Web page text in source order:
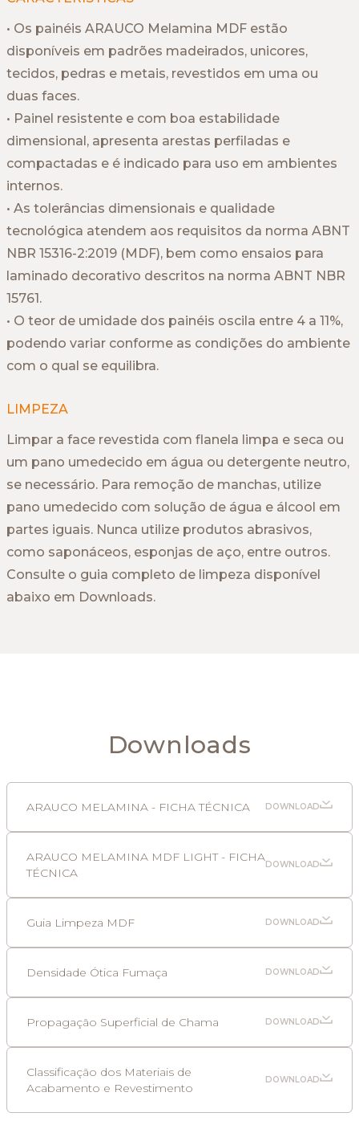
• Os painéis ARAUCO Melamina MDF estão
disponíveis em padrões madeirados, unicores,
tecidos, pedras e metais, revestidos em uma ou
duas faces.
• Painel resistente e com boa estabilidade
dimensional, apresenta arestas perfiladas e
compactadas e é indicado para uso em ambientes
internos.
• As tolerâncias dimensionais e qualidade
tecnológica atendem aos requisitos da norma ABNT
NBR 15316-2:2019 (MDF), bem como ensaios para
laminado decorativo descritos na norma ABNT NBR
15761.
• O teor de umidade dos painéis oscila entre 4 a 11%,
podendo variar conforme as condições do ambiente
com o qual se equilibra.
LIMPEZA
Limpar a face revestida com flanela limpa e seca ou
um pano umedecido em água ou detergente neutro,
se necessário. Para remoção de manchas, utilize
pano umedecido com solução de água e álcool em
partes iguais. Nunca utilize produtos abrasivos,
como saponáceos, esponjas de aço, entre outros.
Consulte o guia completo de limpeza disponível
abaixo em Downloads.
Downloads
ARAUCO MELAMINA - FICHA TÉCNICA DOWNLOAD
ARAUCO MELAMINA MDF LIGHT - FICHA
TÉCNICA
DOWNLOAD
Guia Limpeza MDF DOWNLOAD
Densidade Ótica Fumaça DOWNLOAD
Propagação Superficial de Chama DOWNLOAD
Classificação dos Materiais de
Acabamento e Revestimento
DOWNLOAD